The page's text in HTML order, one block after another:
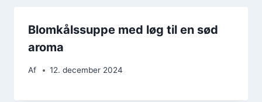
Blomkålssuppe med løg til en sød
aroma
Af 12. december 2024